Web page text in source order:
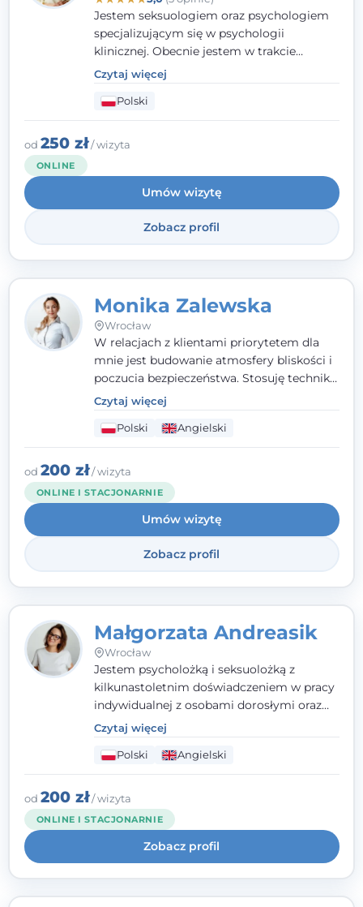
Jestem seksuologiem oraz psychologiem
specjalizującym się w psychologii
klinicznej. Obecnie jestem w trakcie
szkolenia na psychoterapeutę
systemowego. Posiadam status członka
nadzwyczajnego Wielkopolskiego
Towarzystwa Terapii Systemowej oraz
należę do Polskiego Towarzystwa
pierwszym miejscu stawiam budowanie
atmosfery bezpieczeństwa i zrozumienia w
relacjach z Klientami. Istotna dla nie jest
również koncentracja na dostępnych
zasobach.
Czytaj więcej
Polski
od 250 zł/ wizyta
ONLINE
Umów wizytę
Zobacz profil
Monika Zalewska
Wrocław
W relacjach z klientami priorytetem dla
mnie jest budowanie atmosfery bliskości i
poczucia bezpieczeństwa. Stosuję techniki
poznawczo-behawioralne oraz metody,
które koncentrują się na rozwiązaniach
(TSR). Te polegają na osiąganiu
zamierzonych celów (doprowadzeniu do
rozwiązania trudnych sytuacji) poprzez
identyfikowanie i wzmacnianie zasobów
oraz mocnych stron klienta. W swojej
pracy korzystam także z metod dialogu
motywacyjnego i treningu uważności.
Czytaj więcej
Polski Angielski
od 200 zł/ wizyta
ONLINE I STACJONARNIE
Umów wizytę
Zobacz profil
Małgorzata Andreasik
Wrocław
Jestem psycholożką i seksuolożką z
kilkunastoletnim doświadczeniem w pracy
indywidualnej z osobami dorosłymi oraz
parami. Specjalizuję się w obszarze zdrowia
seksualnego, żałoby, kryzysów życiowych i
wypalenia zawodowego. Pracuję w języku
polskim i angielskim, w podejściu
humanistycznym, opartym na
partnerstwie i podmiotowości klienta.
Czytaj więcej
Polski Angielski
od 200 zł/ wizyta
ONLINE I STACJONARNIE
Zobacz profil